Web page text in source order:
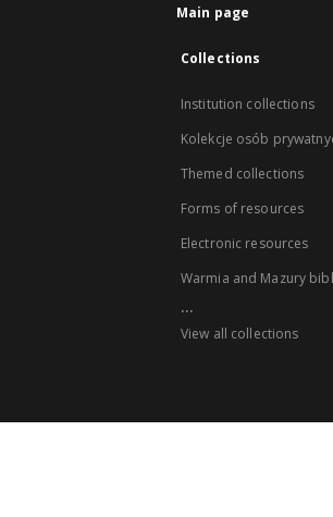
Main page
Collections
Institution collections
Kolekcje osób
Themed collections
Forms of resources
Electronic resources
Warmia and Mazury
...
View all collections